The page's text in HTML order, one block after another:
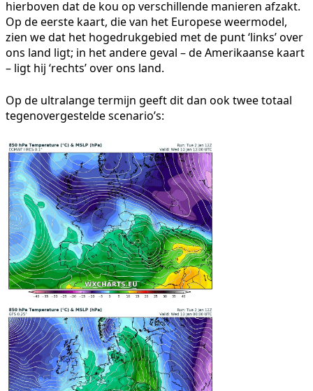
hierboven dat de kou op verschillende manieren afzakt.
Op de eerste kaart, die van het Europese weermodel,
zien we dat het hogedrukgebied met de punt ‘links’ over
ons land ligt; in het andere geval – de Amerikaanse kaart
– ligt hij ‘rechts’ over ons land.
Op de ultralange termijn geeft dit dan ook twee totaal
tegenovergestelde scenario’s: